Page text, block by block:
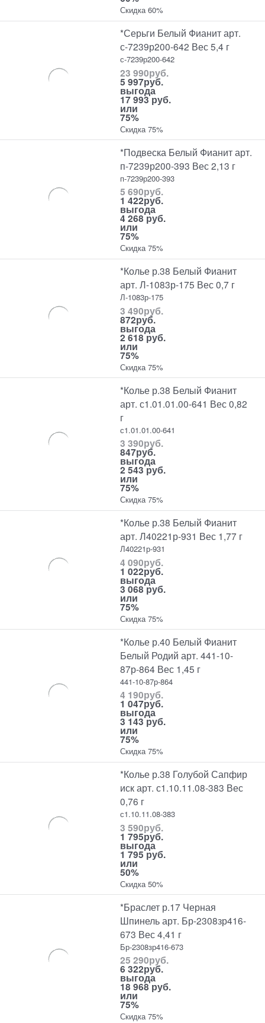
Скидка 60%
*Серьги Белый Фианит арт.
с-7239р200-642 Вес 5,4 г
с-7239р200-642
23 990руб.
5 997руб.
выгода
17 993 руб.
или
75%
Скидка 75%
*Подвеска Белый Фианит арт.
п-7239р200-393 Вес 2,13 г
п-7239р200-393
5 690руб.
1 422руб.
выгода
4 268 руб.
или
75%
Скидка 75%
*Колье р.38 Белый Фианит
арт. Л-1083р-175 Вес 0,7 г
Л-1083р-175
3 490руб.
872руб.
выгода
2 618 руб.
или
75%
Скидка 75%
*Колье р.38 Белый Фианит
арт. с1.01.01.00-641 Вес 0,82
г
с1.01.01.00-641
3 390руб.
847руб.
выгода
2 543 руб.
или
75%
Скидка 75%
*Колье р.38 Белый Фианит
арт. Л40221р-931 Вес 1,77 г
Л40221р-931
4 090руб.
1 022руб.
выгода
3 068 руб.
или
75%
Скидка 75%
*Колье р.40 Белый Фианит
Белый Родий арт. 441-10-
87р-864 Вес 1,45 г
441-10-87р-864
4 190руб.
1 047руб.
выгода
3 143 руб.
или
75%
Скидка 75%
*Колье р.38 Голубой Сапфир
иск арт. с1.10.11.08-383 Вес
0,76 г
с1.10.11.08-383
3 590руб.
1 795руб.
выгода
1 795 руб.
или
50%
Скидка 50%
*Браслет р.17 Черная
Шпинель арт. Бр-2308зр416-
673 Вес 4,41 г
Бр-2308зр416-673
25 290руб.
6 322руб.
выгода
18 968 руб.
или
75%
Скидка 75%